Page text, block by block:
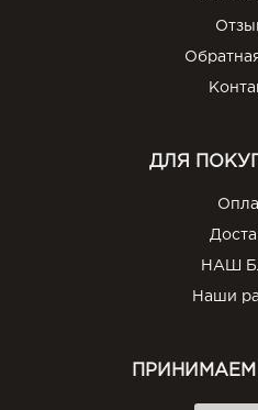
ДЛЯ
НАШ
Наши